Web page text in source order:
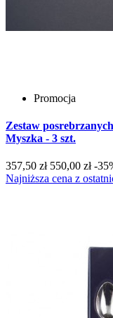
Promocja
Zestaw
Myszka - 3 szt.
357,50 zł 550,00 zł -
Najniższa cena z